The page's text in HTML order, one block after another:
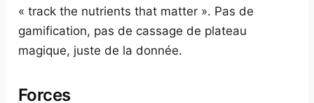
« track the nutrients that matter ». Pas de
gamification, pas de cassage de plateau
magique, juste de la donnée.
Forces